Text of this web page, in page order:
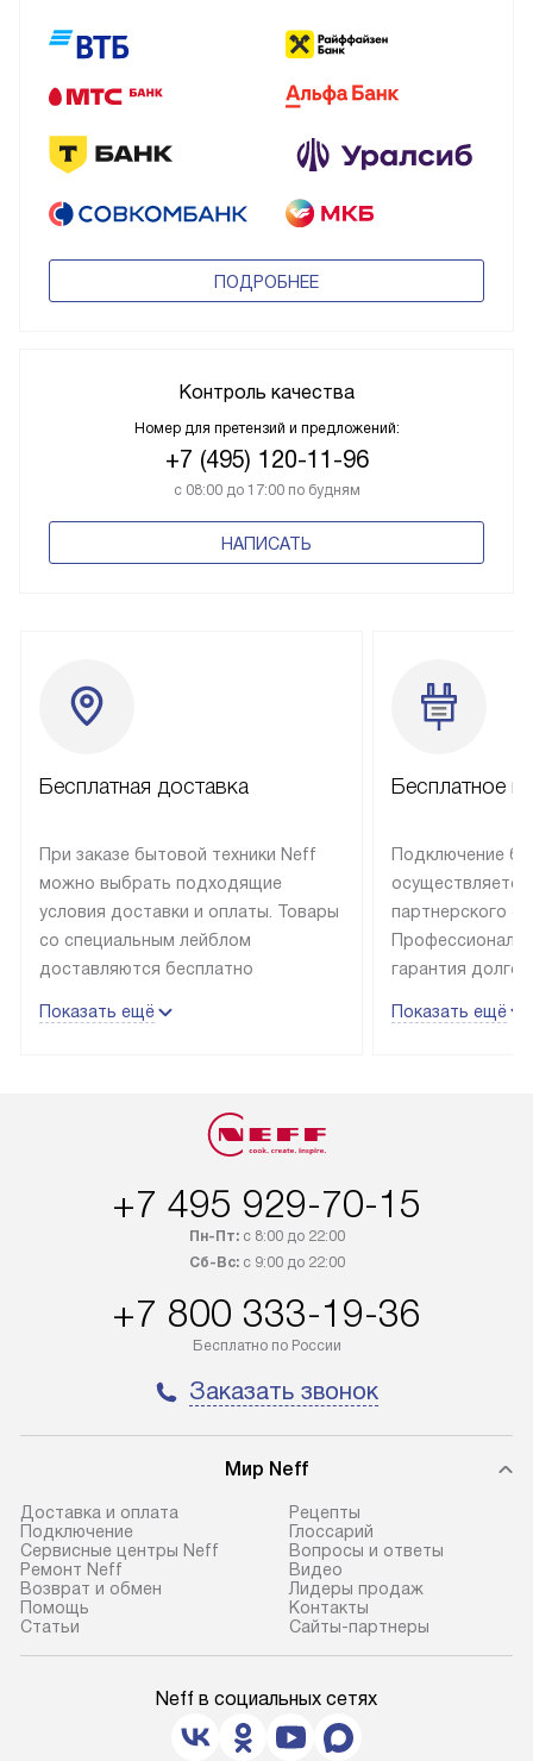
ПОДРОБНЕЕ
Контроль качества
Номер для претензий и предложений:
+7 (495) 120-11-96
с 08:00 до 17:00 по будням
НАПИСАТЬ
Бесплатная доставка
При заказе бытовой техники Neff
можно выбрать подходящие
условия доставки и оплаты. Товары
со специальным лейблом
доставляются бесплатно
до подъезда, отдельная доставка
оплачивается дополнительно. Если
товар в наличии, он может быть
трех дней. Доставка в Санкт-
осуществляется через
100% предоплаты мы бесплатно
транспортной компании в городе
В оговоренный день служба
доставки доставит упакованный
прибор до подъезда. Если
требуется переместить прибор
предварительно уточните это
с менеджером. За данную услугу
Показать ещё
Бесплатное
Подключение
партнерского
гарантия
и Санкт-
по монтажу
гарантия в
предполагают
установленной
Показать ещё
+7 495 929-70-15
Пн-Пт:с 8:00 до 22:00
Сб-Вс:с 9:00 до 22:00
+7 800 333-19-36
Бесплатно по России
Заказать звонок
Мир Neff
Доставка и оплата
Подключение
Сервисные центры Neff
Ремонт Neff
Возврат и обмен
Помощь
Статьи
Рецепты
Глоссарий
Вопросы и ответы
Видео
Лидеры продаж
Контакты
Сайты-партнеры
Neff в социальных сетях